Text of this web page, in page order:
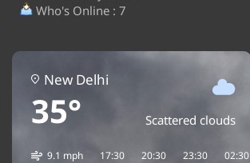
Who's Online : 7
New Delhi
35° Scattered clouds
9.1 mph
17:30 20:30 23:30 02:30